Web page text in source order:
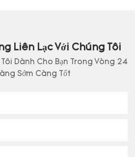
Liên Lạc Với Chúng Tôi
Tôi Dành Cho Bạn Trong Vòng 24
Sớm Càng Tốt